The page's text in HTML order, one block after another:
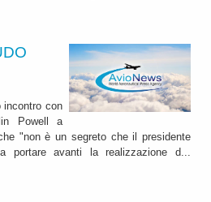
incontro con
Powell a
"non è un segreto che il presidente
portare avanti la realizzazione d...